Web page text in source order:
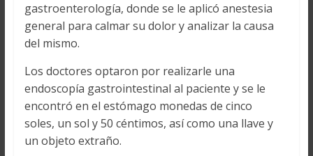
gastroenterología, donde se le aplicó anestesia
general para calmar su dolor y analizar la causa
del mismo.
Los doctores optaron por realizarle una
endoscopía gastrointestinal al paciente y se le
encontró en el estómago monedas de cinco
soles, un sol y 50 céntimos, así como una llave y
un objeto extraño.